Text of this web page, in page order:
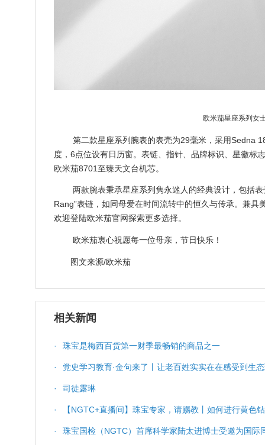
欧米茄星座系列女
第二款星座系列腕表的表壳为29毫米，采用Sedna
度，6点位设有日历窗。表链、指针、品牌标识、星徽标
欧米茄8701至臻天文台机芯。
两款腕表秉承星座系列隽永迷人的经典设计，包括
Rang”表链，如同母爱在时间流转中的恒久与传承。兼
欢迎登陆欧米茄官网探索更多选择。
欧米茄衷心祝愿每一位母亲，节日快乐！
图文来源/欧米茄
相关新闻
· 珠宝是梅西百货第一财季最畅销的商品之一
· 党史学习教育·金句来了丨让老百姓实实在在感受到生
· 司徒露琳
· 【NGTC+直播间】珠宝专家，请赐教丨如何进行黄色
· 珠宝国检（NGTC）首席科学家陆太进博士受邀为国